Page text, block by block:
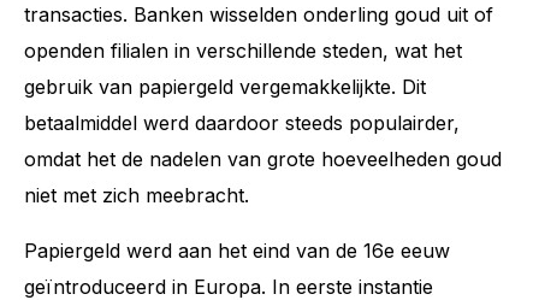
transacties. Banken wisselden onderling goud uit of
openden filialen in verschillende steden, wat het
gebruik van papiergeld vergemakkelijkte. Dit
betaalmiddel werd daardoor steeds populairder,
omdat het de nadelen van grote hoeveelheden goud
niet met zich meebracht.
Papiergeld werd aan het eind van de 16e eeuw
geïntroduceerd in Europa. In eerste instantie